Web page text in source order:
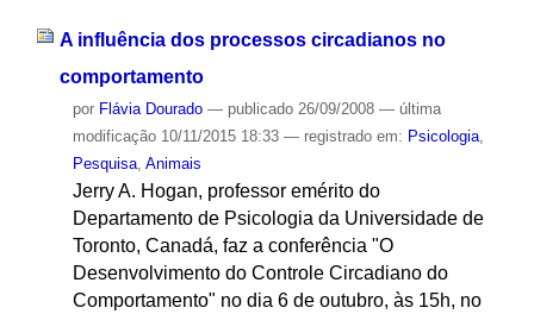
A influência dos processos circadianos no
comportamento
por Flávia Dourado — publicado26/09/2008 — última
modificação10/11/2015 18:33 — registrado em: Psicologia,
Pesquisa, Animais
Jerry A. Hogan, professor emérito do
Departamento de Psicologia da Universidade de
Toronto, Canadá, faz a conferência "O
Desenvolvimento do Controle Circadiano do
Comportamento" no dia 6 de outubro, às 15h, no